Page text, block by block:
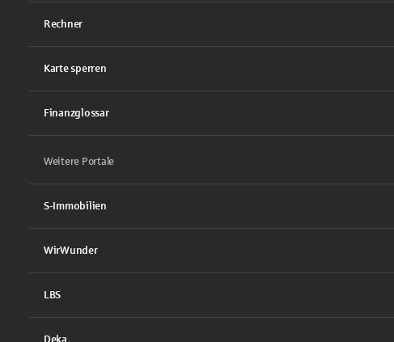
Rechner
Karte sperren
Finanzglossar
Weitere Portale
S-Immobilien
WirWunder
LBS
Deka